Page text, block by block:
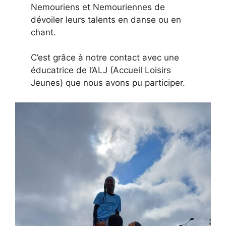
Nemouriens et Nemouriennes de
dévoiler leurs talents en danse ou en
chant.
C’est grâce à notre contact avec une
éducatrice de l’ALJ (Accueil Loisirs
Jeunes) que nous avons pu participer.